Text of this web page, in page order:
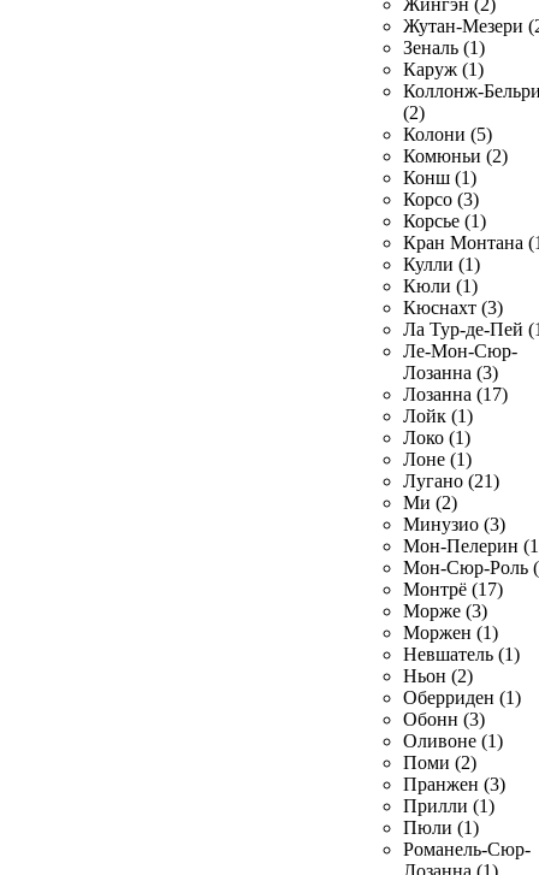
Жингэн (2)
Жутан-Мезери
Зеналь (1)
Каруж (1)
Коллонж-
(2)
Колони (5)
Комюньи (2)
Конш (1)
Корсо (3)
Корсье (1)
Кран Монтана
Кулли (1)
Кюли (1)
Кюснахт (3)
Ла Тур-де-Пей
Ле-Мон-Сюр-
Лозанна (3)
Лозанна (17)
Лойк (1)
Локо (1)
Лоне (1)
Лугано (21)
Ми (2)
Минузио (3)
Мон-Пелерин
Мон-Сюр-Роль
Монтрё (17)
Морже (3)
Моржен (1)
Невшатель (1)
Ньон (2)
Оберриден (1)
Обонн (3)
Оливоне (1)
Поми (2)
Пранжен (3)
Прилли (1)
Пюли (1)
Романель-Сюр-
Лозанна (1)